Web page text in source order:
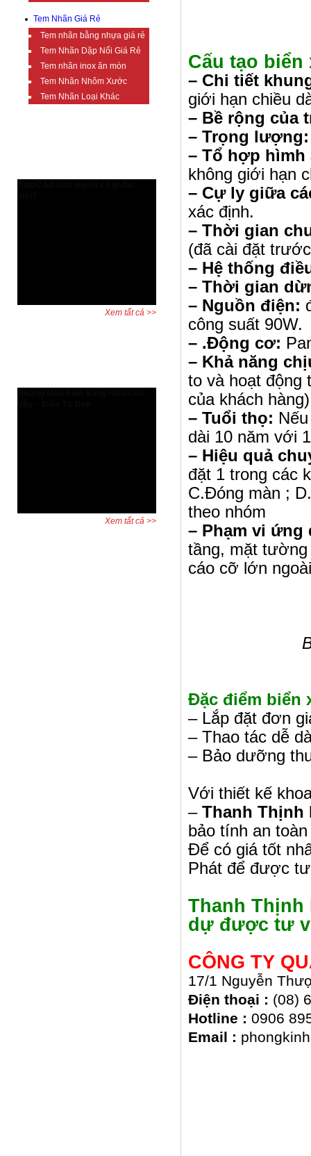
Tem Nhãn Giá Rẻ
Tem nhãn bằng nhựa giá rẻ
Tem Nhãn Dập Nổi Giá Rẻ
Tem nhãn inox ăn mòn
Tem Nhãn Nhôm Xước
Tem Nhãn Loại Khác
Xem tất cả >>
Xem tất cả >>
Cấu tạo biển
– Chi tiết
giới hạn chiều
– Bề rộng của
– Trọng
– Tổ hợp
không giới hạn
– Cự ly giữa
xác định.
– Thời gian
(đã cài đặt
– Hệ thống
– Thời gian
– Nguồn điện:
công suất 90W.
– .Động cơ:
– Khả năng
to và hoạt động
của khách
– Tuổi thọ:
dài 10 năm với
– Hiệu quả
đặt 1 trong các
C.Đóng màn ;
theo nhóm
– Phạm vi
tầng, mặt
cáo cỡ lớn
Đặc điểm biển
– Lắp đặt đơn
– Thao tác dễ
– Bảo dưỡng
Với thiết kế
– Thanh Thịnh
bảo tính an
Để có giá tốt
Phát để được
Thanh Thịnh
dự được tư
CÔNG TY
17/1 Nguyễn
Điện thoại : (08)
Hotline : 0906
Email :